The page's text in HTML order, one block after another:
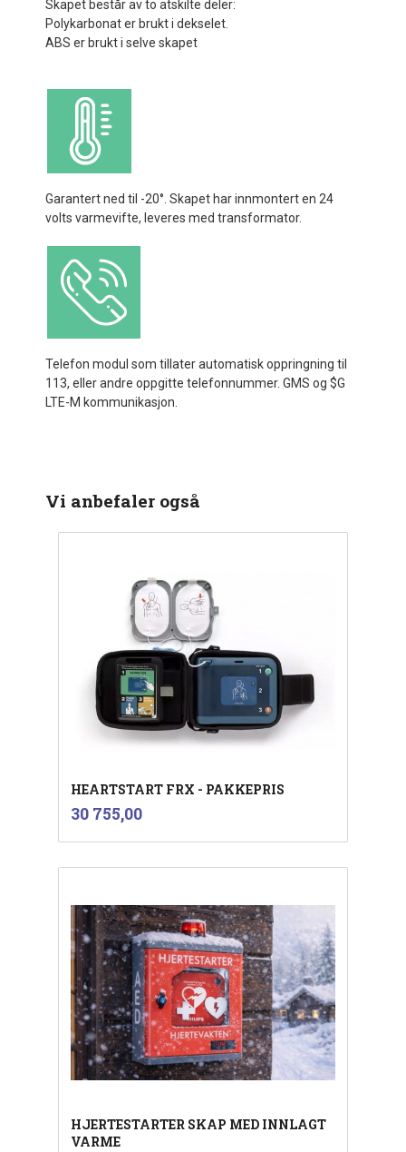
Skapet består av to atskilte deler:
Polykarbonat er brukt i dekselet.
ABS er brukt i selve skapet
Garantert ned til -20°. Skapet har innmontert en 24
volts varmevifte, leveres med transformator.
Telefon modul som tillater automatisk oppringning til
113, eller andre oppgitte telefonnummer. GMS og $G
LTE-M kommunikasjon.
Vi anbefaler også
HEARTSTART FRX - PAKKEPRIS
Pris
30 755,00mva.
HJERTESTARTER SKAP MED INNLAGT
VARME